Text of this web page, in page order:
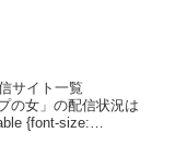
サイト一覧
の女」の配信状況は
{font-size: